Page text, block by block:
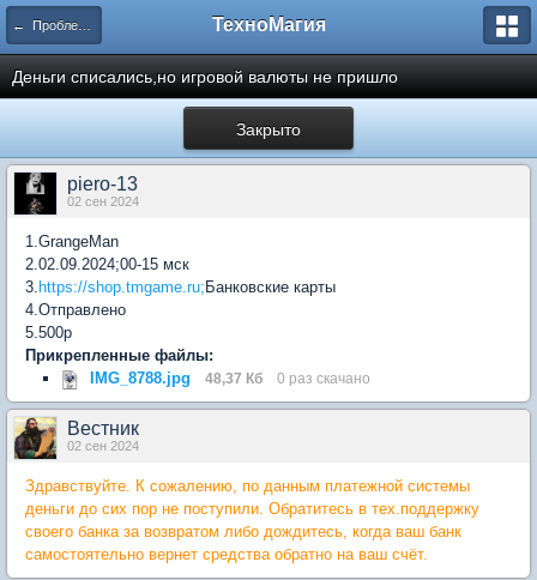
← Проблемы с электронными платежами ТехноМагия
Деньги списались,но игровой валюты не пришло
Закрыто
piero-13
02 сен 2024
1.GrangeMan
2.02.09.2024;00-15 мск
3. https://shop.tmgame.ru; Банковские карты
4.Отправлено
5.500р
Прикрепленные файлы:
IMG_8788.jpg
48,37 Кб 0 раз скачано
Вестник
02 сен 2024
Здравствуйте. К сожалению, по данным платежной системы
деньги до сих пор не поступили. Обратитесь в тех.поддержку
своего банка за возвратом либо дождитесь, когда ваш банк
самостоятельно вернет средства обратно на ваш счёт.